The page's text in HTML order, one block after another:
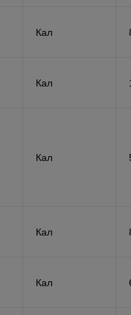
Кал
Кал
Кал
Кал
Кал